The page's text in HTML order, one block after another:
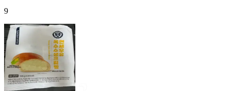
9